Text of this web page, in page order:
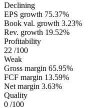
Declining
EPS growth 75.37%
Book val. growth 3.23%
Rev. growth 19.52%
Profitability
22 /100
Weak
Gross margin 65.95%
FCF margin 13.59%
Net margin 3.63%
Quality
0 /100